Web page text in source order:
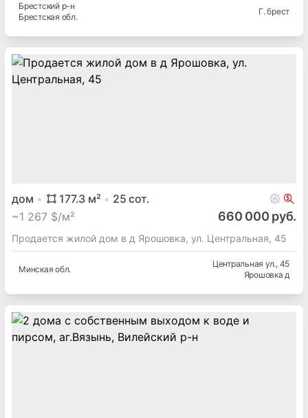
Брестский р-н
Брестская обл.
Г. брест
дом 177.3 м² 25 сот.
~1 267 $/м² 660 000 руб.
Продается жилой дом в д Ярошовка, ул. Центральная, 45
Минская обл.
Центральная ул., 45
Ярошовка д